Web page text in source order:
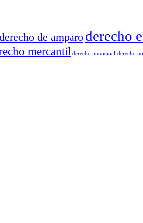
derecho de amparo derecho
mercantil derecho municipal derecho